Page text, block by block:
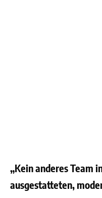
„Kein anderes Team
ausgestatteten,